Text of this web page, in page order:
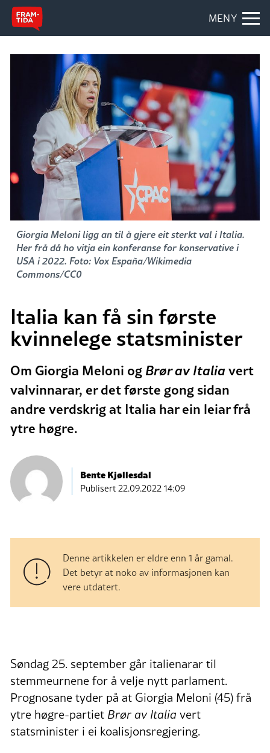
MENY
Giorgia Meloni ligg an til å gjere eit sterkt val i Italia.
Her frå då ho vitja ein konferanse for konservative i
USA i 2022. Foto: Vox España/Wikimedia
Commons/CC0
Italia kan få sin første
kvinnelege statsminister
Om Giorgia Meloni ogBrør av Italiavert
valvinnarar, er det første gong sidan
andre verdskrig at Italia har ein leiar frå
ytre høgre.
Bente Kjøllesdal
Publisert22.09.2022 14:09
Denne artikkelen er eldre enn 1 år gamal.
Det betyr at noko av informasjonen kan
vere utdatert.
Søndag 25. september går italienarar til
stemmeurnene for å velje nytt parlament.
Prognosane tyder på at Giorgia Meloni (45) frå
ytre høgre-partiet Brør av Italia vert
statsminister i ei koalisjonsregjering.